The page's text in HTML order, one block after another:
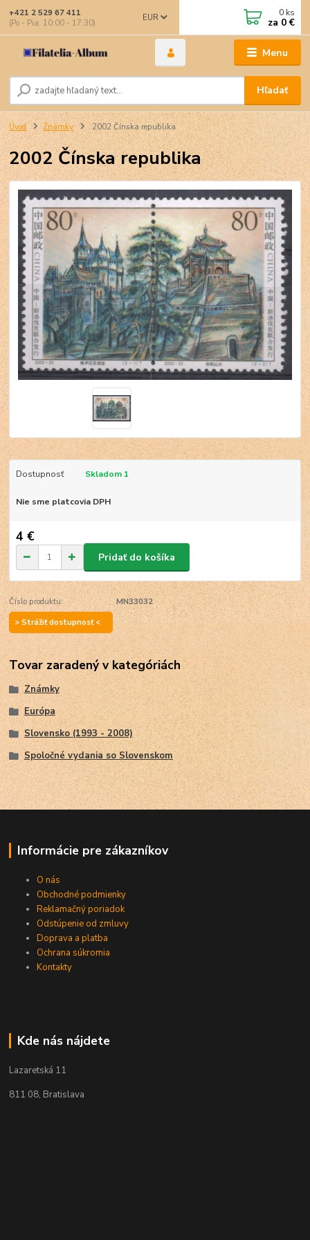
Menu
EUR
Hľadať
+421 2 529 67 411
(Po - Pia: 10:00 - 17:30)
0 ks
za 0 €
Úvod Známky 2002 Čínska republika
2002 Čínska republika
Dostupnosť Skladom 1
Nie sme platcovia DPH
4 €
Pridať do košíka
Číslo produktu:
MN33032
> Strážiť dostupnosť <
Tovar zaradený v kategóriách
Známky
Európa
Slovensko (1993 - 2008)
Spoločné vydania so Slovenskom
Informácie pre zákazníkov
O nás
Obchodné podmienky
Reklamačný poriadok
Odstúpenie od zmluvy
Doprava a platba
Ochrana súkromia
Kontakty
Kde nás nájdete
Lazaretská 11
811 08, Bratislava